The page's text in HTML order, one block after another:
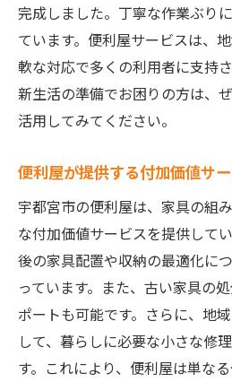
引越し時のゴミ分別方
持続可能な引越しを目
宇都宮市の便利屋が提供
元情報の活用
地元の便利屋だからこ
家具組み立てに役立つ
家具選びに役立つ地元
便利屋による地元情報
地域とのつながりを活
便利屋のサポートで安心
の快適さ
引越し後に役立つ便利
完成しました。丁寧な作業ぶり
ています。便利屋サービスは、
軟な対応で多くの利用者に支持
新生活の準備でお困りの方は、
活用してみてください。
便利屋が提供する付加価値サ
宇都宮市の便利屋は、家具の組
な付加価値サービスを提供して
後の家具配置や収納の最適化に
っています。また、古い家具の
ポートも可能です。さらに、地
して、暮らしに必要な小さな修
す。これにより、便利屋は単な